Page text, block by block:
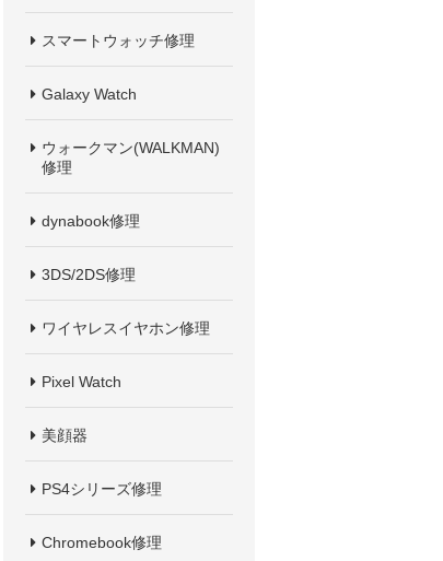
スマートウォッチ修理
Galaxy Watch
ウォークマン(WALKMAN)
修理
dynabook修理
3DS/2DS修理
ワイヤレスイヤホン修理
Pixel Watch
美顔器
PS4シリーズ修理
Chromebook修理